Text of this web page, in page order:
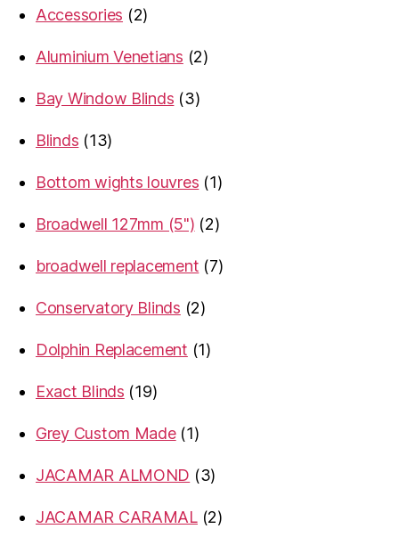
Accessories
22
Aluminium Venetians
22
Bay Window Blinds
33
Blinds
1313
Bottom wights louvres
11
Broadwell 127mm (5")
22
broadwell replacement
77
Conservatory Blinds
22
Dolphin Replacement
11
Exact Blinds
1919
Grey Custom Made 11
JACAMAR ALMOND
33
JACAMAR CARAMAL 22